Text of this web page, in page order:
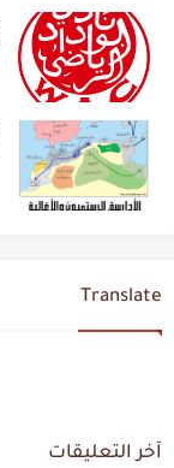
Translate
آخر التعليقات